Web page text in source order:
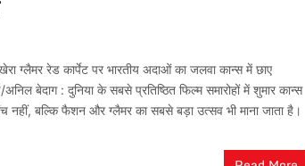
ग्लैमर रेड कार्पेट पर भारतीय अदाओं का जलवा कान्स में छाए
बेदाग : दुनिया के सबसे प्रतिष्ठित फिल्म समारोहों में शुमार कान्स
नहीं, बल्कि फैशन और ग्लैमर का सबसे बड़ा उत्सव भी माना जाता है।